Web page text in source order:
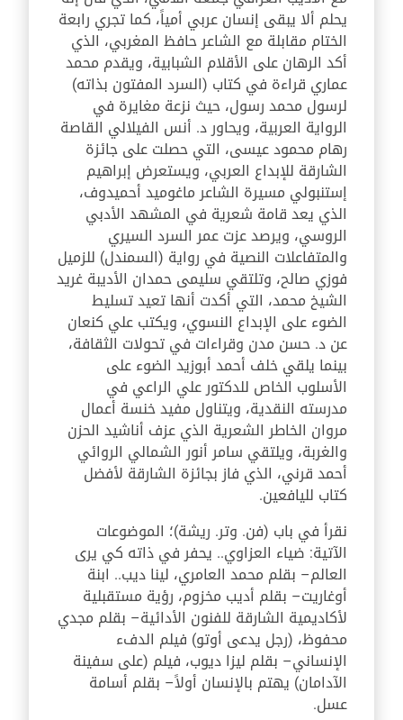
يحلم ألا يبقى إنسان عربي أمياً، كما تجري رابعة
الختام مقابلة مع الشاعر حافظ المغربي، الذي
أكد الرهان على الأقلام الشبابية، ويقدم محمد
عماري قراءة في كتاب (السرد المفتون بذاته)
لرسول محمد رسول، حيث نزعة مغايرة في
الرواية العربية، ويحاور د. أنس الفيلالي القاصة
رهام محمود عيسى، التي حصلت على جائزة
الشارقة للإبداع العربي، ويستعرض إبراهيم
إستنبولي مسيرة الشاعر ماغوميد أحميدوف،
الذي يعد قامة شعرية في المشهد الأدبي
الروسي، ويرصد عزت عمر السرد السيري
والمتفاعلات النصية في رواية (السمندل) للزميل
فوزي صالح، وتلتقي سليمى حمدان الأديبة غريد
الشيخ محمد، التي أكدت أنها تعيد تسليط
الضوء على الإبداع النسوي، ويكتب علي كنعان
عن د. حسن مدن وقراءات في تحولات الثقافة،
بينما يلقي خلف أحمد أبوزيد الضوء على
الأسلوب الخاص للدكتور علي الراعي في
مدرسته النقدية، ويتناول مفيد خنسة أعمال
مروان الخاطر الشعرية الذي عزف أناشيد الحزن
والغربة، ويلتقي سامر أنور الشمالي الروائي
أحمد قرني، الذي فاز بجائزة الشارقة لأفضل
كتاب لليافعين.
نقرأ في باب (فن. وتر. ريشة)؛ الموضوعات
الآتية: ضياء العزاوي.. يحفر في ذاته كي يرى
العالم– بقلم محمد العامري، لينا ديب.. ابنة
أوغاريت– بقلم أديب مخزوم، رؤية مستقبلية
لأكاديمية الشارقة للفنون الأدائية– بقلم مجدي
محفوظ، (رجل يدعى أوتو) فيلم الدفء
الإنساني– بقلم ليزا ديوب، فيلم (على سفينة
الآدامان) يهتم بالإنسان أولاً– بقلم أسامة
عسل.